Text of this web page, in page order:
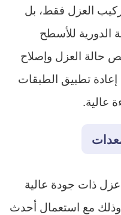
العزل فقط، بل
الدورية للأسطح
حالة العزل وإصلاح
تطبيق الطبقات
عالية.
عزل ذات جودة عالية
وذلك مع استعمال أحدث